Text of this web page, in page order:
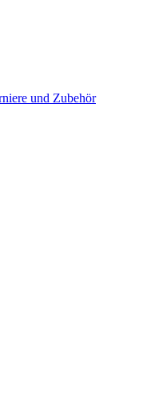
und Zubehör